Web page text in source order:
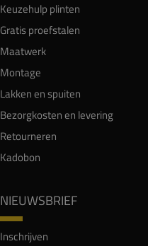
Keuzehulp plinten
Gratis proefstalen
Maatwerk
Montage
Lakken en spuiten
Bezorgkosten en levering
Retourneren
Kadobon
NIEUWSBRIEF
Inschrijven